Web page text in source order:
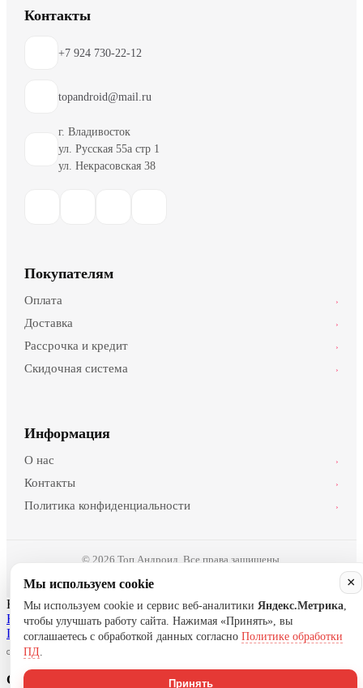
Контакты
+7 924 730-22-12
topandroid@mail.ru
г. Владивосток
ул. Русская 55а стр 1
ул. Некрасовская 38
Покупателям
Оплата ›
Доставка ›
Рассрочка и кредит ›
Скидочная система ›
Информация
О нас ›
Контакты ›
Политика конфиденциальности ›
© 2026 Топ Андроид. Все права защищены.
×
Мы используем cookie
Мы используем cookie и сервис веб-аналитики Яндекс.Метрика,
чтобы улучшать работу сайта. Нажимая «Принять», вы
соглашаетесь с обработкой данных согласно Политике обработки
ПД.
Принять
Нужна помощь?
Написать в Telegram Написать в WhatsApp Написать в MAX
Позвонить
Спасибо за Ваш заказ!